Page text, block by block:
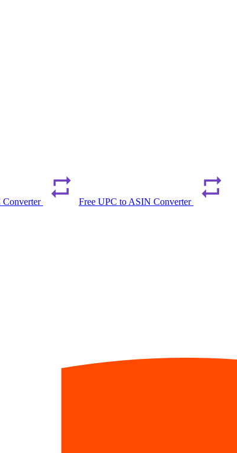
Converter
Free UPC to ASIN Converter